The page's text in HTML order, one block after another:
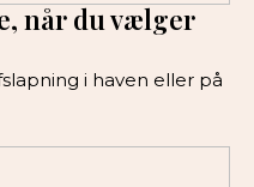
når du vælger
i haven eller på